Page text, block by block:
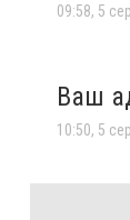
09:58, 5
Ваш
10:50, 5